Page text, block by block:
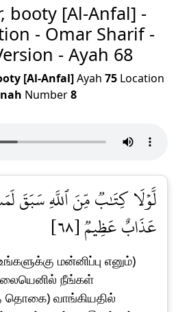
booty [Al-Anfal] -
- Omar Sharif -
- Ayah 68
[Al-Anfal]Ayah 75 Location
Number8
لَّوۡلَا كِتَٰبٞ مِّنَ ٱللَّهِ سَبَقَ
عَذَابٌ عَظِيمٞ [٦٨]
மன்னிப்பு எனும்)
நீங்கள்
தொகை) வாங்கியதில்